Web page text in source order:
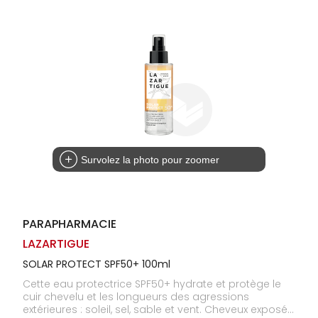
Survolez la photo pour zoomer
PARAPHARMACIE
LAZARTIGUE
SOLAR PROTECT SPF50+ 100ml
Cette eau protectrice SPF50+ hydrate et protège le
cuir chevelu et les longueurs des agressions
extérieures : soleil, sel, sable et vent. Cheveux exposés